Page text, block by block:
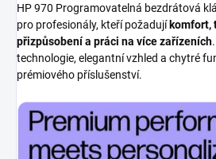
HP 970 Programovatelná bezdrátová
pro profesionály, kteří požadují komfort,
přizpůsobení a práci na více zařízeních
technologie, elegantní vzhled a chytré
prémiového příslušenství.